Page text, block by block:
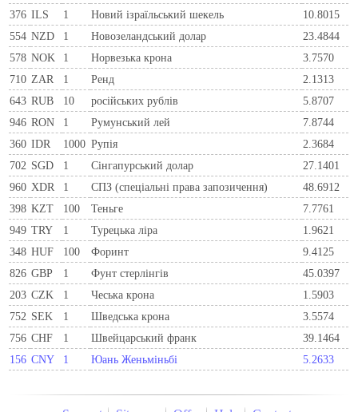
376 ILS 1 Новий ізраїльський шекель
10.8015
554 NZD 1 Новозеландський долар
23.4844
578 NOK 1 Норвезька крона
3.7570
710 ZAR 1 Ренд
2.1313
643 RUB 10 російських рублів
5.8707
946 RON 1 Румунський лей
7.8744
360 IDR 1000 Рупія
2.3684
702 SGD 1 Сінгапурський долар
27.1401
960 XDR 1 СПЗ (спеціальні права запозичення)
48.6912
398 KZT 100 Теньге
7.7761
949 TRY 1 Турецька ліра
1.9621
348 HUF 100 Форинт
9.4125
826 GBP 1 Фунт стерлінгів
45.0397
203 CZK 1 Чеська крона
1.5903
752 SEK 1 Шведська крона
3.5574
756 CHF 1 Швейцарський франк
39.1464
156 CNY 1 Юань Женьміньбі 5.2633